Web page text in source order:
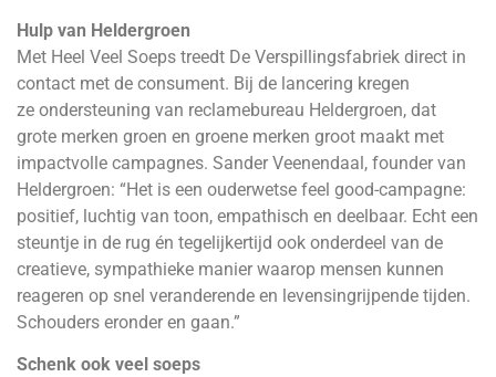
Hulp van Heldergroen
Met Heel Veel Soeps treedt De Verspillingsfabriek direct in
contact met de consument. Bij de lancering kregen
ze ondersteuning van reclamebureau Heldergroen, dat
grote merken groen en groene merken groot maakt met
impactvolle campagnes. Sander Veenendaal, founder van
Heldergroen: “Het is een ouderwetse feel good-campagne:
positief, luchtig van toon, empathisch en deelbaar. Echt een
steuntje in de rug én tegelijkertijd ook onderdeel van de
creatieve, sympathieke manier waarop mensen kunnen
reageren op snel veranderende en levensingrijpende tijden.
Schouders eronder en gaan.”
Schenk ook veel soeps